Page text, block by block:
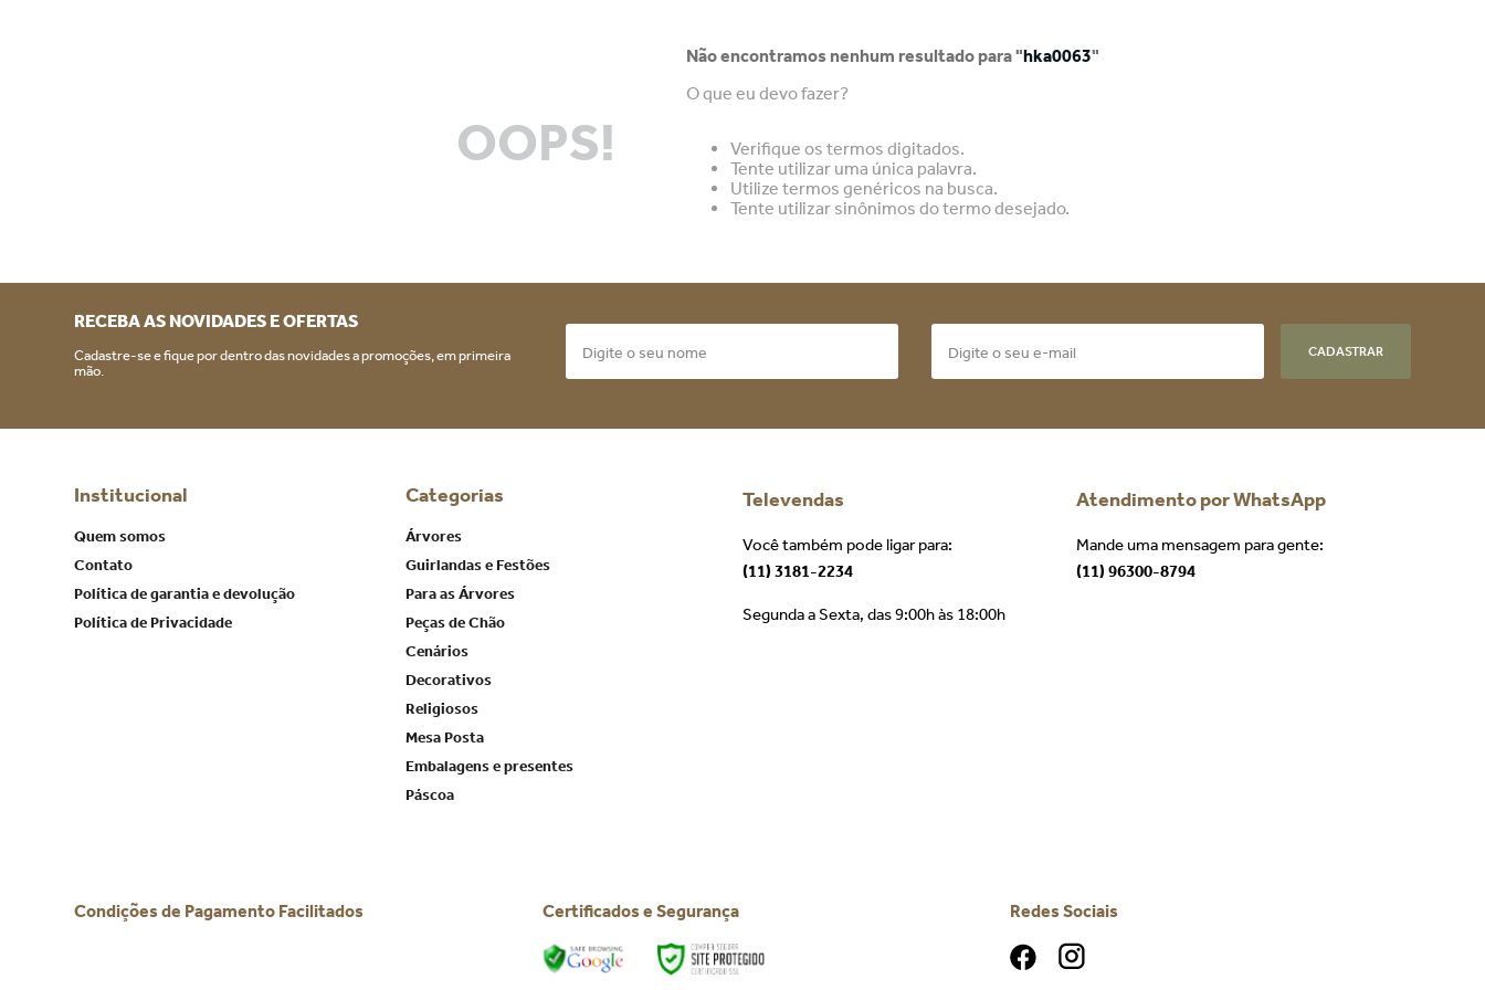
OOPS!
Não encontramos nenhum resultado para "hka0063"
O que eu devo fazer?
Verifique os termos digitados.
Tente utilizar uma única palavra.
Utilize termos genéricos na busca.
Tente utilizar sinônimos do termo desejado.
RECEBA AS NOVIDADES E OFERTAS
Cadastre-se e fique por dentro das novidades a promoções, em primeira
mão.
CADASTRAR
Institucional
Quem somos
Contato
Política de garantia e devolução
Política de Privacidade
Categorias
Árvores
Guirlandas e Festões
Para as Árvores
Peças de Chão
Cenários
Decorativos
Religiosos
Mesa Posta
Embalagens e presentes
Páscoa
Televendas
Você também pode ligar para:
(11) 3181-2234
Segunda a Sexta, das 9:00h às 18:00h
Atendimento por WhatsApp
Mande uma mensagem para gente:
(11) 96300-8794
Condições de Pagamento Facilitados Certificados e Segurança Redes Sociais